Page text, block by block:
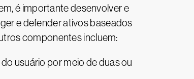
é importante desenvolver e
e defender ativos baseados
componentes incluem:
usuário por meio de duas ou